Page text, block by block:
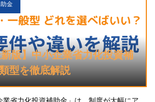
金
版】中小企業省力化投資補
型を徹底解説